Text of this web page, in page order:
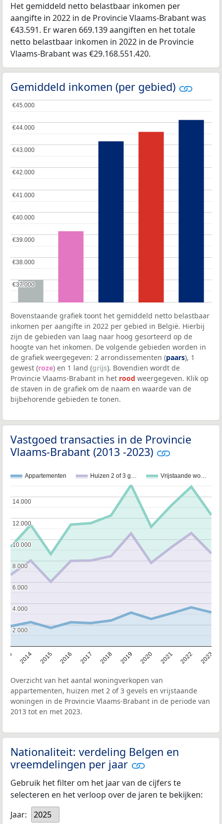
Het gemiddeld netto belastbaar inkomen per
aangifte in 2022 in de Provincie Vlaams-Brabant was
€43.591. Er waren 669.139 aangiften en het totale
netto belastbaar inkomen in 2022 in de Provincie
Vlaams-Brabant was €29.168.551.420.
Gemiddeld inkomen (per gebied)
€37.000
€37.000
€38.000
€38.000
€39.000
€39.000
€40.000
€40.000
€41.000
€41.000
€42.000
€42.000
€43.000
€43.000
€44.000
€44.000
€45.000
€45.000
Bovenstaande grafiek toont het gemiddeld netto belastbaar
inkomen per aangifte in 2022 per gebied in België. Hierbij
zijn de gebieden van laag naar hoog gesorteerd op de
hoogte van het inkomen. De volgende gebieden worden in
de grafiek weergegeven: 2 arrondissementen (paars), 1
gewest (roze) en 1 land (grijs). Bovendien wordt de
Provincie Vlaams-Brabant in het rood weergegeven. Klik op
de staven in de grafiek om de naam en waarde van de
bijbehorende gebieden te tonen.
Vastgoed transacties in de Provincie
Vlaams-Brabant (2013 -2023)
Appartementen Huizen 2 of 3 g… Vrijstaande wo…
2014 2015 2016 2017 2018 2019 2020 2021 2022 2023
2.000
2.000
4.000
4.000
6.000
6.000
8.000
8.000
10.000
10.000
12.000
12.000
14.000
14.000
Overzicht van het aantal woningverkopen van
appartementen, huizen met 2 of 3 gevels en vrijstaande
woningen in de Provincie Vlaams-Brabant in de periode van
2013 tot en met 2023.
Nationaliteit: verdeling Belgen en
vreemdelingen per jaar
Gebruik het filter om het jaar van de cijfers te
selecteren en het verloop over de jaren te bekijken:
Jaar:
2025